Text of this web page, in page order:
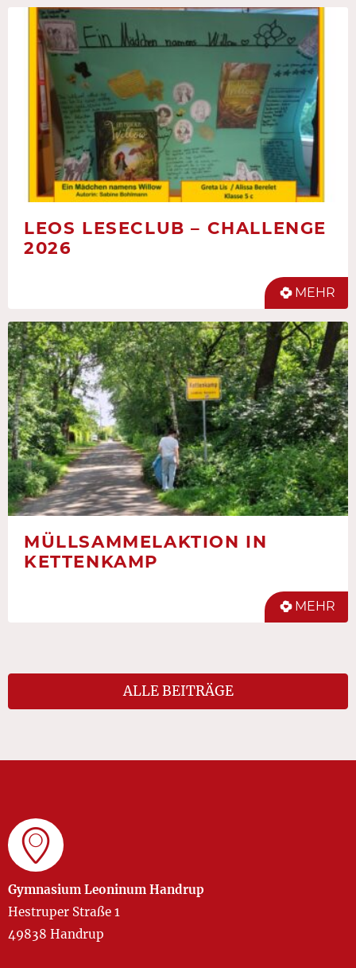
LEOS LESECLUB – CHALLENGE
2026
MEHR
MÜLLSAMMELAKTION IN
KETTENKAMP
MEHR
ALLE BEITRÄGE
Gymnasium Leoninum Handrup
Hestruper Straße 1
49838 Handrup